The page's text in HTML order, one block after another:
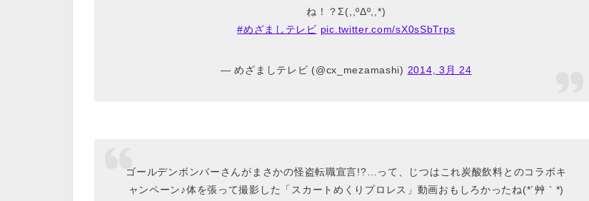
ね！？Σ(,,ºΔº,,*)
#めざましテレビ pic.twitter.com/sX0sSbTrps
— めざましテレビ (@cx_mezamashi) 2014, 3月 24
ゴールデンボンバーさんがまさかの怪盗転職宣言!?…って、じつはこれ炭酸飲料とのコラボキ
ャンペーン♪体を張って撮影した「スカートめくりプロレス」動画おもしろかったね(*´艸｀*)